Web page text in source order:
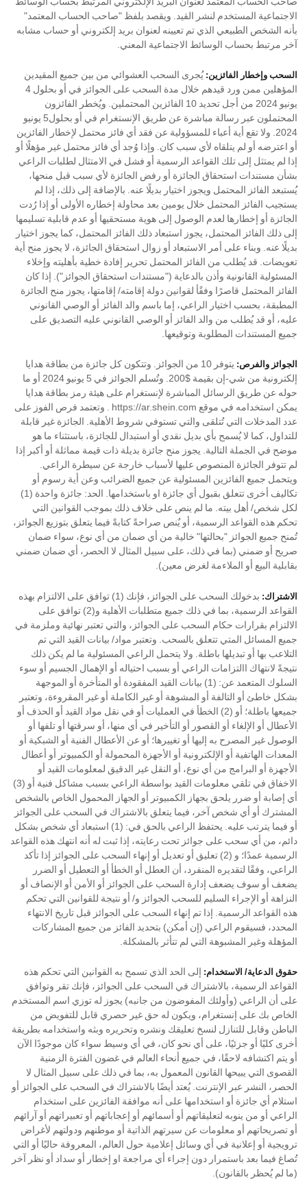
الاجتماعية المستخدم لنشر القيد. ويقصد بلفظ "صاحب الحساب المعتمد"
بأنه الشخص الطبيعي الذي تم تعيينه لعنوان بريد إلكتروني أو حساب مشابه
آخر مرتبط بحساب الوسائط الاجتماعية المعني.
السحب وإخطار الفائزين:يُجرى السحب العشوائي من بين جميع المقيدين
المؤهلين ممن ورد قيدهم خلال مدة السحب على الجوائز في أو بحلول 4
يونيو 2024 من أجل تحديد 10 الفائزين المحتملين. ويُخطر الفائزون
المحتملون عبر رسالة مباشرة عن طريق الإنستغرام في أو بحلول5 يونيو
2024. ولا تقع أية أعباء للمسؤولية عن فقد أي فائز محتمل لإخطار الفائزين
أو اعترضه أو لم يتلقاه لأي سبب كان. وإذا وُجد أي فائز محتمل غير مؤهلًا أو
إذا لم يمتثل إلى تلك القواعد الرسمية أو فشل في الامتثال لطلبات الراعي
بشأن مستندات استحقاق الجائزة أو رفض الجائزة لأي سبب قبل منحها،
يُستبعد الفائز المحتمل ويجوز اختيار بديلًا عنه. بالإضافة إلى ذلك، إذا لم
يستجيب الفائز المحتمل خلال يومين بعد محاولة إخطاره الأولى أو إذا رُدت
الجائزة أو إخطارها لعدم الوصول إلى هوية مستحقيها أو عدم قابلية تسليمها
إلى ذلك الفائز المحتمل، يجوز استبعاد ذلك الفائز المحتمل، كما يجوز اختيار
بديلًا عنه. وبناء على أمر الاستبعاد أو زوال استحقاق الجائزة، لا يجوز منح أية
تعويضات. قد يُطلب من الفائز المحتمل تحرير إفادة خطية بأهليته وإخلاء
المسئولية القانونية وأذن بالدعاية ("مستندات استحقاق الجوائز"). إذا كان
الفائز المحتمل قاصرًا وفقًأ لقوانين دولة إقامته/ إقامتها، يجوز منح الجائزة
المطبقة، بحسب اختيار الراعي، إما باسم والد الفائز أو الوصي القانوني
عليه، أو قد يُطلب من والد الفائز أو الوصي القانوني عليه التصديق على
جميع المستندات المطلوبة وتوقيعها.
الجوائز والفرص:
يتوفر 10 من الجوائز. وتتكون كل جائزة من بطاقة هدايا
إلكترونية من شي-إن بقيمة $200. وتُسلم الجوائز في 5 يونيو 2024 أو ما
حوله عن طريق الرسائل المباشرة لإنستغرام على هيئة رمز بطاقة هدايا
يمكن استخدامه في موقع https://ar.shein.com . وتعتمد فرص الفوز على
عدد المدخلات التي تُتلقى والتي تستوفي شروط الأهلية. الجائزة غير قابلة
للتداول، كما لا يُسمح بأي بديل نقدي أو استبدال للجائزة، باستثناء ما هو
موضح في الجملة التالية. يجوز منح جائزة بديلة ذات قيمة مماثلة أو أكبر إذا
لم تتوفر الجائزة المنصوص عليها لأسباب خارجة عن سيطرة الراعي.
ويتحمل جميع الفائزين المسئولية عن جميع الضرائب وعن أية رسوم أو
تكاليف أخرى تتعلق بقبول أي جائزة او باستخدامها. الحد: جائزة واحدة (1)
لكل شخص/ أهل بيته. ما لم ينص على خلاف ذلك بموجب القوانين التي
تحكم هذه القواعد الرسمية، أو يٌنص صراحةً كتابةً فيما يتعلق بتوزيع الجوائز،
تُمنح جميع الجوائز "بحالتها" خالية من أي ضمان من أي نوع، سواء ضمان
صريح أو ضمني (بما في ذلك، على سبيل المثال لا الحصر، أي ضمان ضمني
بقابلية البيع أو الملاءمة لغرض معين).
الاشتراك:
بدخولك السحب على الجوائز، فإنك (1) توافق على الالتزام بهذه
القواعد الرسمية، بما في ذلك جميع متطلبات الأهلية و(2) توافق على
الالتزام بقرارات حكام السحب على الجوائز، والتي تعتبر نهائية وملزمة في
جميع المسائل المتي تتعلق بالسحب. وتعتبر مواد/ بيانات القيد التي تم
التلاعب بها أو تبديلها باطلة. ولا يتحمل الراعي المسئولية ما لم يكن ذلك
نتيجةً لانتهاك االتزامات الراعي أو بسبب احتياله أو الإهمال الجسيم أو سوء
السلوك المتعمد عن: (1) بيانات القيد المفقودة أو المتأخرة أو الموجهة
بشكل خاطئ أو التالفة أو المشوهة أو غير الكاملة أو غير المقروءة، وتعتبر
جميعها باطلة؛ أو (2) الخطأ في العمليات أو في نقل مواد القيد أو الحذف أو
الأعطال أو الإلغاء أو القصور أو التأخير في أي منها، أو سرقتها أو تلفها أو
الوصول غير المصرح به إليها أو تغييرها؛ أو عن الأعطال الفنية أو الشبكية أو
المعدات الهاتفية أو الإلكترونية أو الأجهزة المحمولة أو الكمبيوتر أو أعطال
الأجهزة أو البرامج من أي نوع، أو النقل غير الدقيق لمعلومات القيد أو
الاخفاق في تلقي معلومات القيد بواسطة الراعي بسبب مشاكل فنية أو (3)
أي إصابة أو ضرر يلحق بجهاز الكمبيوتر أو الجهاز المحمول الخاص بالشخص
المشترك أو أي شخص آخر، فيما يتعلق بالاشتراك في السحب على الجوائز
أو فيما يترتب عليه. يحتفظ الراعي بالحق في: (1) استبعاد أي شخص بشكل
دائم، من أي سحب على جوائز تحت رعايته، إذا ثبت له أنه انتهك هذه القواعد
الرسمية عمدًا؛ و (2) تعليق أو تعديل أو إنهاء السحب على الجوائز إذا تأكد
الراعي، وفقًا لتقديره المنفرد، أن العطل أو الخطأ أو التعطيل أو الضرر
يضعف أو سوف يضعف إدارة السحب على الجوائز أو الأمن أو الإنصاف أو
النزاهة أو الإجراء السليم للسحب الجوائز و/ أو نتيجة للقوانين التي تحكم
هذه القواعد الرسمية. إذا تم إنهاء السحب على الجوائز قبل تاريخ الانتهاء
المحدد، فسيقوم الراعي (إن أمكن) بتحديد الفائز من جميع المشاركات
المؤهلة وغير المشبوهة التي لم تتأثر بالمشكلة.
حقوق الدعاية/ الاستخدام: إلى الحد الذي تسمح به القوانين التي تحكم هذه
القواعد الرسمية، بالاشتراك في السحب على الجوائز، فإنك تقر وتوافق
على أن الراعي (وأولئك المفوضون من جانبه) يجوز له توزي اسم المستخدم
الخاص بك على إنستغرام، ويكون له حق غير حصري قابل للتفويض من
الباطن وقابل للتنازل لنسخ تعليقك ونشره وتحريره وبثه واستخدامه بطريقة
أخرى كليًا أو جزئيًا، على أي نحو كان، في أي وسيط سواء كان موجودًا الآن
أو يتم اكتشافه لاحقًا، في جميع أنحاء العالم في غضون الفترة الزمنية
القصوى التي يبيحها القانون المعمول به، بما في ذلك على سبيل المثال لا
الحصر، النشر عبر الإنترنت. يُعتد أيضًا بالاشتراك في السحب على الجوائز أو
استلام أي جائزة أو استخدامها على أنه موافقة الفائزين على استخدام
الراعي أو من ينوبه لتعليقاتهم أو أسمائهم أو إعجاباتهم أو تعبيراتهم أو آرائهم
أو تصريحاتهم أو معلومات عن سيرتهم الذاتية أو موطنهم ودولتهم لأغراض
ترويجية أو إعلانية في أي وسائل إعلامية حول العالم، المعروفة حاليًا أو التي
تُصاغ فيما بعد باستمرار دون إجراء أي مراجعة او إخطار أو سداد أو نظر آخر
(ما لم يُحظر بالقانون).